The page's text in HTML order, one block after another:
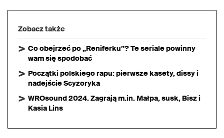
Zobacz także
Co obejrzeć po „Reniferku”? Te seriale powinny
wam się spodobać
Początki polskiego rapu: pierwsze kasety, dissy i
nadejście Scyzoryka
WROsound 2024. Zagrają m.in. Małpa, susk, Bisz i
Kasia Lins